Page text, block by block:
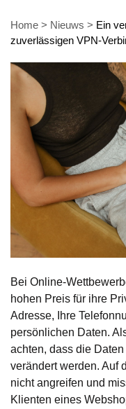
Home > Nieuws > Ein
zuverlässigen VPN-
Bei Online-
hohen Preis für ihre
Adresse, Ihre
persönlichen Daten.
achten, dass die
verändert werden. Auf
nicht angreifen und
Klienten eines